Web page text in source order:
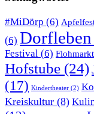
#MiDörp (6)
(6) Dorfleben
Festival (6) Flohmarkt
Hofstube (24)
(17) Kindertheater (2)
Kreiskultur (8)